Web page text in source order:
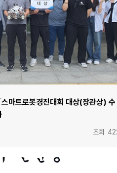
마트로봇경진대회 대상(장관상) 수
조회